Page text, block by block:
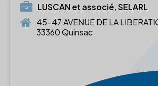
LUSCAN et associé, SELARL
45-47 AVENUE DE LA
33360 Quinsac